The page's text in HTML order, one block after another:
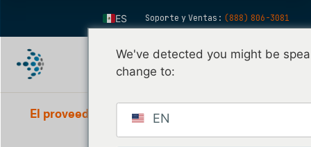
ES
FR
Soporte y Ventas: (888) 806-3081
El proveedor de software #1 en el mercado de
metales preciosos
We've detected you might be
change to:
EN